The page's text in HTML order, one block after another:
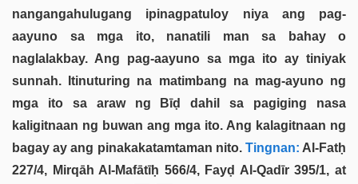
nangangahulugang ipinagpatuloy niya ang pag-
aayuno sa mga ito, nanatili man sa bahay o
naglalakbay. Ang pag-aayuno sa mga ito ay tiniyak
sunnah. Itinuturing na matimbang na mag-ayuno ng
mga ito sa araw ng Bīḍ dahil sa pagiging nasa
kaligitnaan ng buwan ang mga ito. Ang kalagitnaan ng
bagay ay ang pinakakatamtaman nito.Tingnan: Al-Fatḥ
227/4, Mirqāh Al-Mafātīḥ 566/4, Fayḍ Al-Qadīr 395/1, at